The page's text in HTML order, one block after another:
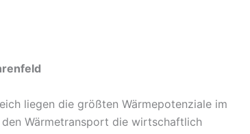
liegen die größten Wärmepotenziale im
Wärmetransport die wirtschaftlich